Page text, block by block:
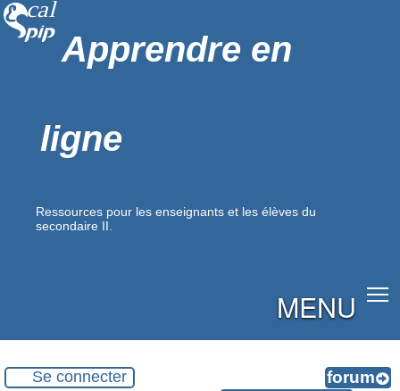
Apprendre en
ligne
Ressources pour les enseignants et les élèves du
secondaire II.
MENU
Se connecter